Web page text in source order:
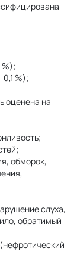
%);
%);
оценена на
обморок,
слуха,
обратимый